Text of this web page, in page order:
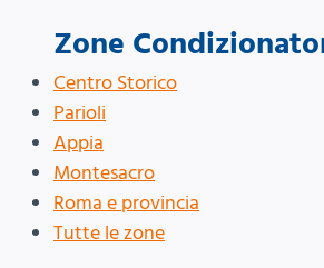
Zone
Centro Storico
Parioli
Appia
Montesacro
Roma e provincia
Tutte le zone